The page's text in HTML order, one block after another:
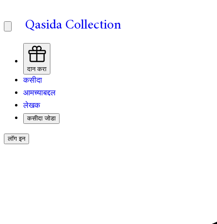
Qasida Collection
दान करा
कसीदा
आमच्याबद्दल
लेखक
कसीदा जोडा
लॉग इन